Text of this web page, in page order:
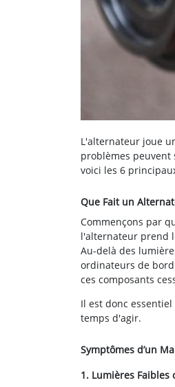
L'alternateur joue
problèmes peuvent
voici les 6
Que Fait un
Commençons par
l'alternateur prend
Au-delà des
ordinateurs de
ces composants
Il est donc
temps d'agir.
Symptômes d’un
1. Lumières Faibles